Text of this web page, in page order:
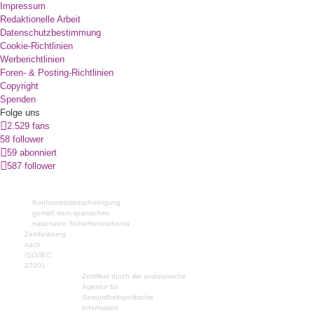
Impressum
Redaktionelle Arbeit
Datenschutzbestimmung
Cookie-Richtlinien
Werberichtlinien
Foren- & Posting-Richtlinien
Copyright
Spenden
Folge uns
2.529 fans
58 follower
59 abonniert
587 follower
Konformitätsbescheinigung
gemäß dem spanischen
nationalen Sicherheitsschema
Zertifizierung
nach
ISO/IEC
27001
Zertifikat durch die andalusische
Agentur für
Gesundheitspolitische
Information